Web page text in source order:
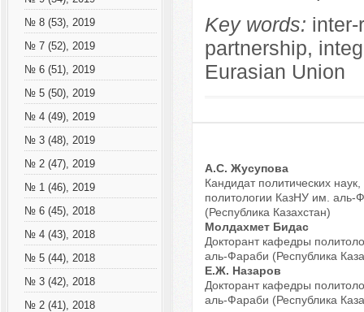
№ 8 (53), 2019
№ 7 (52), 2019
№ 6 (51), 2019
№ 5 (50), 2019
№ 4 (49), 2019
№ 3 (48), 2019
№ 2 (47), 2019
№ 1 (46), 2019
№ 6 (45), 2018
№ 4 (43), 2018
№ 5 (44), 2018
№ 3 (42), 2018
№ 2 (41), 2018
Key words:
partnership,
Eurasian Union
А.С. Жусупова
Кандидат политических
политологии КазНУ им. аль-
(Республика Казахстан)
Молдахмет Бидас
Докторант кафедры
аль-Фараби (Республика
Е.Ж. Назаров
Докторант кафедры
аль-Фараби (Республика